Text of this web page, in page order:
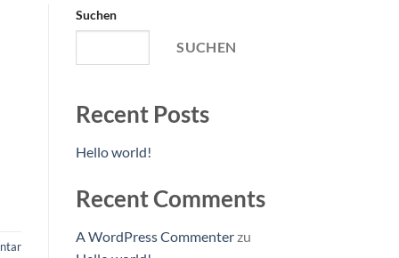
Suchen
SUCHEN
Recent Posts
Hello world!
Recent Comments
A WordPress Commenterzu